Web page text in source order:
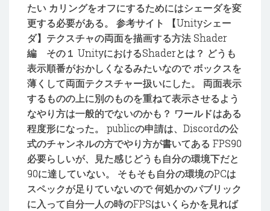
たい カリングをオフにするためにはシェーダを変
更する必要がある。 参考サイト 【Unityシェー
ダ】テクスチャの両面を描画する方法 Shader
編 その１ UnityにおけるShaderとは？ どうも
表示順番がおかしくなるみたいなので ボックスを
薄くして両面テクスチャー扱いにした。 両面表示
するものの上に別のものを重ねて表示させるよう
なやり方は一般的でないのかも？ ワールドはある
程度形になった。 publicの申請は、Discordの公
式のチャンネルの方でやり方が書いてある FPS90
必要らしいが、見た感じどうも自分の環境下だと
90に達していない。 そもそも自分の環境のPCは
スペックが足りていないので 何処かのパブリック
に入って自分一人の時のFPSはいくらかを見れば